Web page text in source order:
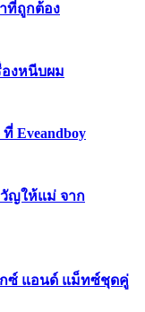
ที่ถูกต้อง
องหนีบผม
Eveandboy
วัญให้แม่ จาก
มิกซ์ แอนด์ แม็ทซ์ชุดคู่